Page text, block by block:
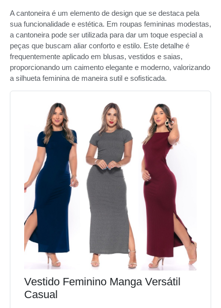
A cantoneira é um elemento de design que se destaca pela
sua funcionalidade e estética. Em roupas femininas modestas,
a cantoneira pode ser utilizada para dar um toque especial a
peças que buscam aliar conforto e estilo. Este detalhe é
frequentemente aplicado em blusas, vestidos e saias,
proporcionando um caimento elegante e moderno, valorizando
a silhueta feminina de maneira sutil e sofisticada.
Vestido Feminino Manga Versátil
Casual